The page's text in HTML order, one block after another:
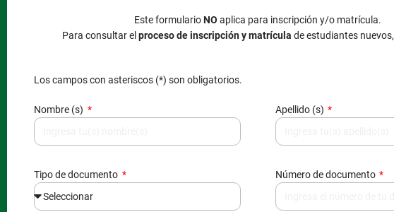
Este formularioNO aplica para inscripción y/o matrícula.
Para consultar el proceso de inscripción y matrícula de estudiantes nuevos,
Los campos con asteriscos (*) son obligatorios.
Nombre (s) Apellido (s)
Tipo de documento Número de documento